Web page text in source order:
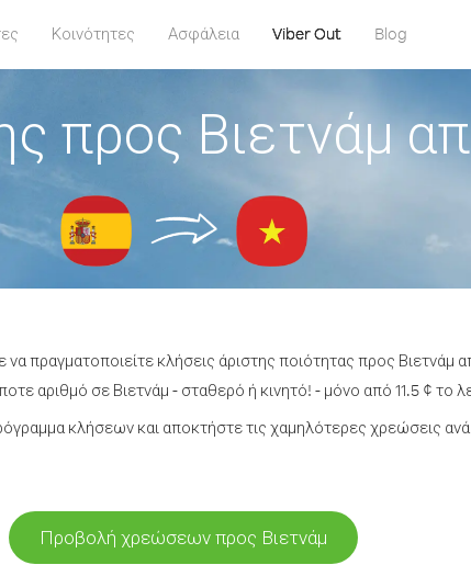
Κοινότητες Ασφάλεια Viber Out Blog
προς Βιετνάμ
πραγματοποιείτε κλήσεις άριστης ποιότητας προς Βιετνάμ
αριθμό σε Βιετνάμ - σταθερό ή κινητό! - μόνο από 11.5 ¢ το
κλήσεων και αποκτήστε τις χαμηλότερες χρεώσεις
Προβολή χρεώσεων προς Βιετνάμ